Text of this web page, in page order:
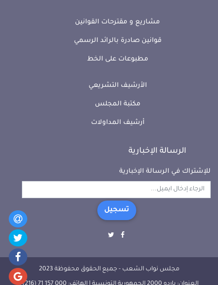
مشاريع و مقترحات القوانين
قوانين صادرة بالرائد الرسمي
مطبوعات على الخط
الأرشيف التشريعي
مكتبة المجلس
أرشيف المداولات
الرسالة الإخبارية
للإشتراك في الرسالة الإخبارية
تسجيل
مجلس نواب الشعب - جميع الحقوق محفوظة 2023